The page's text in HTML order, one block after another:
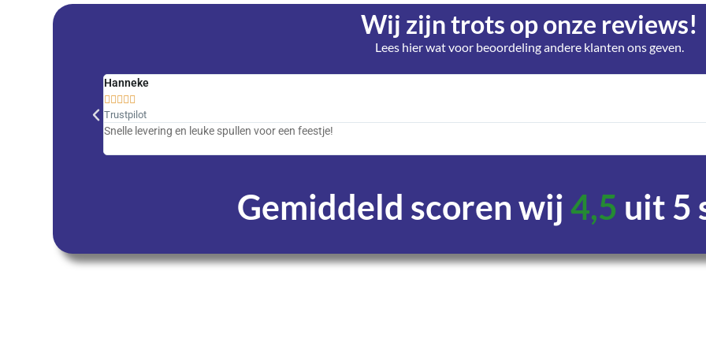
Wij zijn trots op onze reviews!
Lees hier wat voor beoordeling andere klanten ons geven.
Hanneke
    
Trustpilot
Snelle levering en leuke spullen voor een feestje!
Gemiddeld scoren wij4,5 uit 5